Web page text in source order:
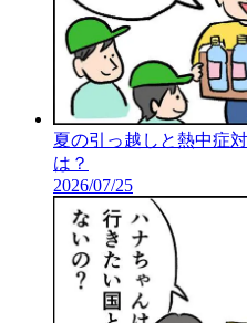
夏の引っ越しと熱中症
は？
2026/07/25